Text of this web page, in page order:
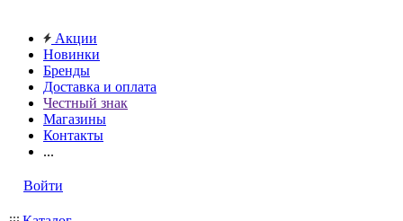
Акции
Новинки
Бренды
Доставка и оплата
Честный знак
Магазины
Контакты
...
Войти